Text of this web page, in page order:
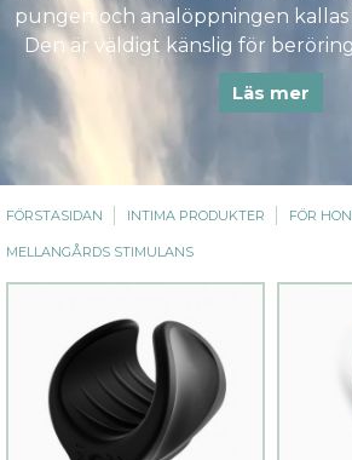
pungen och analöppningen
Den är väldigt känslig för
fram för att hitta det sätt som
Läs mer
FÖRSTASIDAN INTIMA PRODUKTER FÖR
MELLANGÅRDS STIMULANS